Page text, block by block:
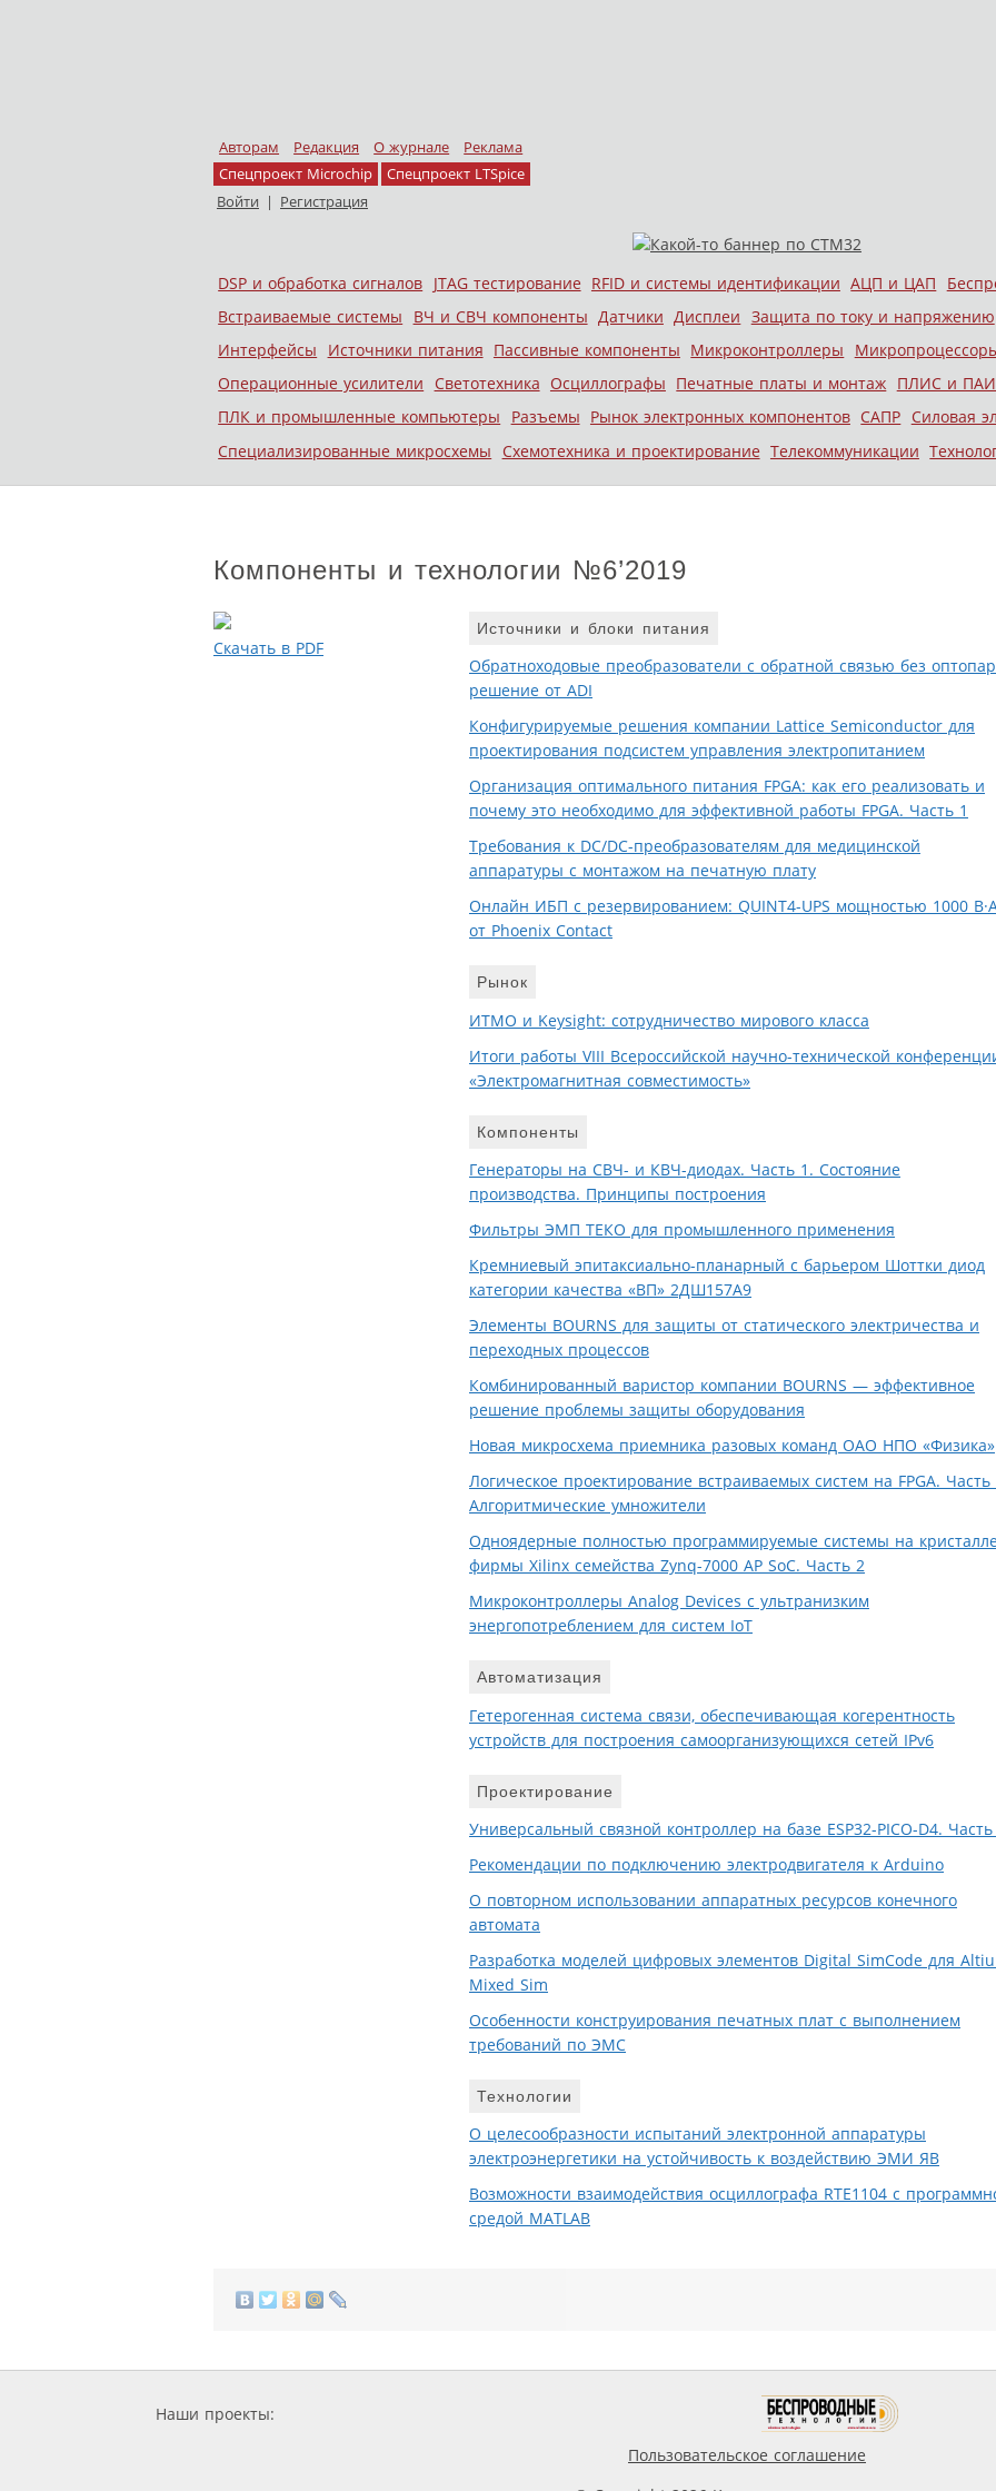
Авторам Редакция О журнале
Реклама
Спецпроект Microchip
Спецпроект LTSpice
Войти | Регистрация
Меню
Skip to content
DSP и обработка сигналов JTAG тестирование RFID и системы идентификации АЦП и ЦАП
Встраиваемые системы
ВЧ и СВЧ компоненты Датчики Дисплеи Защита по току и напряжению
Интерфейсы
Источники питания Пассивные компоненты Микроконтроллеры
Операционные усилители
Светотехника Осциллографы Печатные платы и монтаж ПЛИС и
ПЛК и промышленные компьютеры
Разъемы Рынок электронных компонентов САПР Силовая
Специализированные микросхемы
Схемотехника и проектирование Телекоммуникации
Компоненты и технологии №6’2019
Скачать в PDF
Источники и блоки питания
Обратноходовые преобразователи с обратной связью без
решение от ADI
Конфигурируемые решения компании Lattice Semiconductor для
проектирования подсистем управления электропитанием
Организация оптимального питания FPGA: как его реализовать и
почему это необходимо для эффективной работы FPGA. Часть 1
Требования к DC/DC-преобразователям для медицинской
аппаратуры с монтажом на печатную плату
Онлайн ИБП с резервированием: QUINT4-UPS мощностью 1000
от Phoenix Contact
Рынок
ИТМО и Keysight: сотрудничество мирового класса
Итоги работы VIII Всероссийской научно-технической
«Электромагнитная совместимость»
Компоненты
Генераторы на СВЧ- и КВЧ-диодах. Часть 1. Состояние
производства. Принципы построения
Фильтры ЭМП ТЕКО для промышленного применения
Кремниевый эпитаксиально-планарный с барьером Шоттки диод
категории качества «ВП» 2ДШ157А9
Элементы BOURNS для защиты от статического электричества и
переходных процессов
Комбинированный варистор компании BOURNS — эффективное
решение проблемы защиты оборудования
Новая микросхема приемника разовых команд ОАО НПО «Физика»
Логическое проектирование встраиваемых систем на FPGA. Часть
Алгоритмические умножители
Одноядерные полностью программируемые системы на
фирмы Xilinx семейства Zynq-7000 AP SoC. Часть 2
Микроконтроллеры Analog Devices с ультранизким
энергопотреблением для систем IoT
Автоматизация
Гетерогенная система связи, обеспечивающая когерентность
устройств для построения самоорганизующихся сетей IPv6
Проектирование
Универсальный связной контроллер на базе ESP32-PICO-D4.
Рекомендации по подключению электродвигателя к Arduino
О повторном использовании аппаратных ресурсов конечного
автомата
Разработка моделей цифровых элементов Digital SimCode для
Mixed Sim
Особенности конструирования печатных плат с выполнением
требований по ЭМС
Технологии
О целесообразности испытаний электронной аппаратуры
электроэнергетики на устойчивость к воздействию ЭМИ ЯВ
Возможности взаимодействия осциллографа RTE1104 с
средой MATLAB
Наши проекты:
Пользовательское соглашение